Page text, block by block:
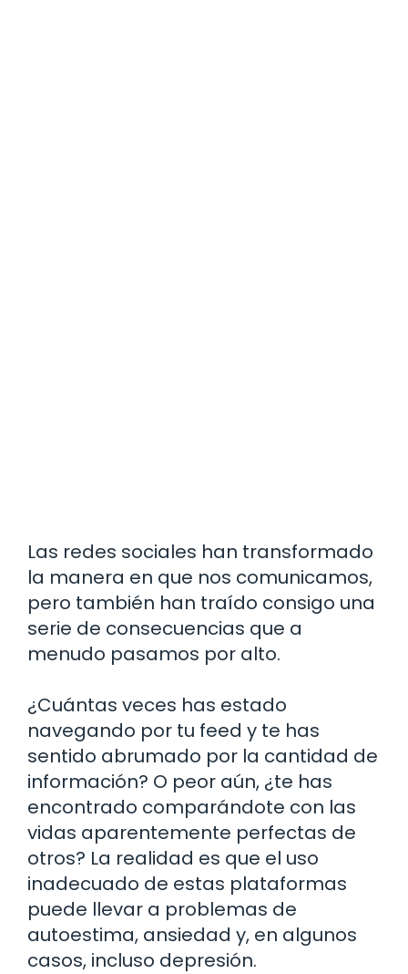
Las redes sociales han transformado
la manera en que nos comunicamos,
pero también han traído consigo una
serie de consecuencias que a
menudo pasamos por alto.
¿Cuántas veces has estado
navegando por tu feed y te has
sentido abrumado por la cantidad de
información? O peor aún, ¿te has
encontrado comparándote con las
vidas aparentemente perfectas de
otros? La realidad es que el uso
inadecuado de estas plataformas
puede llevar a problemas de
autoestima, ansiedad y, en algunos
casos, incluso depresión.